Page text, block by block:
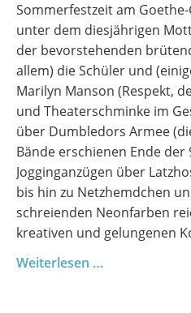
Sommerfestzeit am
unter dem diesjährigen
der bevorstehenden
allem) die Schüler und
Marilyn Manson (Respekt,
und Theaterschminke im
über Dumbledors Armee
Bände erschienen Ende
Jogginganzügen über
bis hin zu Netzhemdchen
schreienden Neonfarben
kreativen und gelungenen
Weiterlesen …